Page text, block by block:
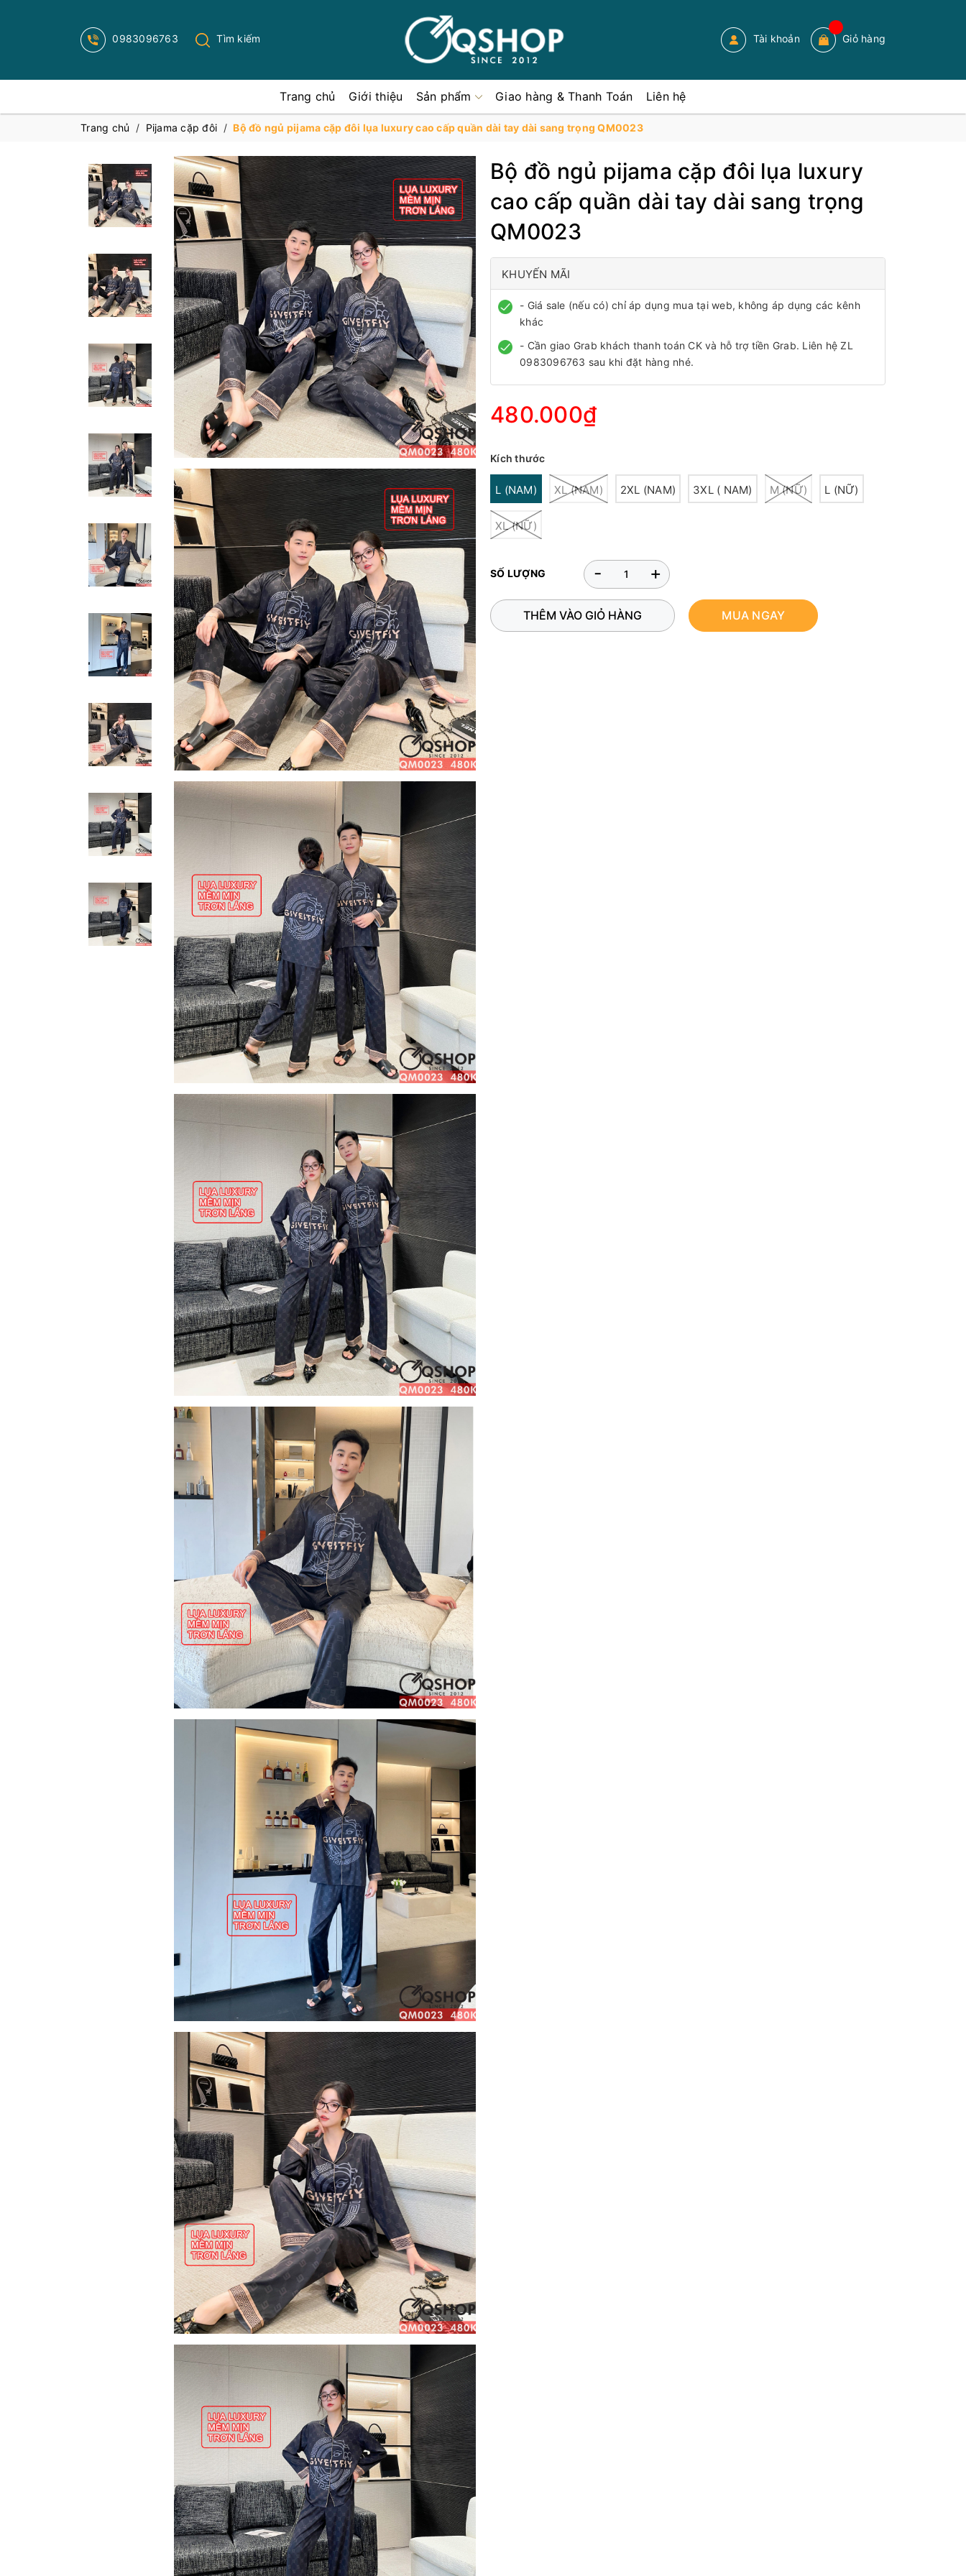
0983096763 Tìm kiếm Tài khoản Giỏ hàng
Trang chủ Giới thiệu Sản phẩm Giao hàng & Thanh Toán Liên hệ
Trang chủ / Pijama cặp đôi / Bộ đồ ngủ pijama cặp đôi lụa luxury cao cấp quần dài tay dài sang trọng QM0023
Bộ đồ ngủ pijama cặp đôi lụa luxury
cao cấp quần dài tay dài sang trọng
QM0023
KHUYẾN MÃI
- Giá sale (nếu có) chỉ áp dụng mua tại web, không áp dụng các kênh
khác
- Cần giao Grab khách thanh toán CK và hỗ trợ tiền Grab. Liên hệ ZL
0983096763 sau khi đặt hàng nhé.
480.000₫
Kích thước
L (NAM) XL (NAM) 2XL (NAM) 3XL ( NAM) M (NỮ) L (NỮ)
XL (NỮ)
SỐ LƯỢNG +
-
THÊM VÀO GIỎ HÀNG MUA NGAY